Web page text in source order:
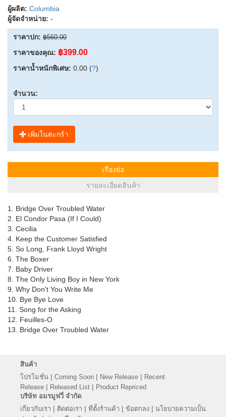
ผู้ผลิต: Columbia
ผู้จัดจำหน่าย: -
ราคาปก: ฿560.00
ราคาของคุณ: ฿399.00
ราคาน้ำหนักพิเศษ: 0.00 (?)
จำนวน:
เพิ่มในตะกร้า
เรื่องย่อ
รายละเอียดสินค้า
1. Bridge Over Troubled Water
2. El Condor Pasa (If I Could)
3. Cecilia
4. Keep the Customer Satisfied
5. So Long, Frank Lloyd Wright
6. The Boxer
7. Baby Driver
8. The Only Living Boy in New York
9. Why Don't You Write Me
10. Bye Bye Love
11. Song for the Asking
12. Feuilles-O
13. Bridge Over Troubled Water
สินค้า
โปรโมชั่น | Coming Soon | New Release | Recent
Release | Released List | Product Repriced
บริษัท อมรมูฟวี่ จำกัด
เกี่ยวกับเรา | ติดต่อเรา | ที่ตั้งร้านค้า | ข้อตกลง | นโยบายความเป็น